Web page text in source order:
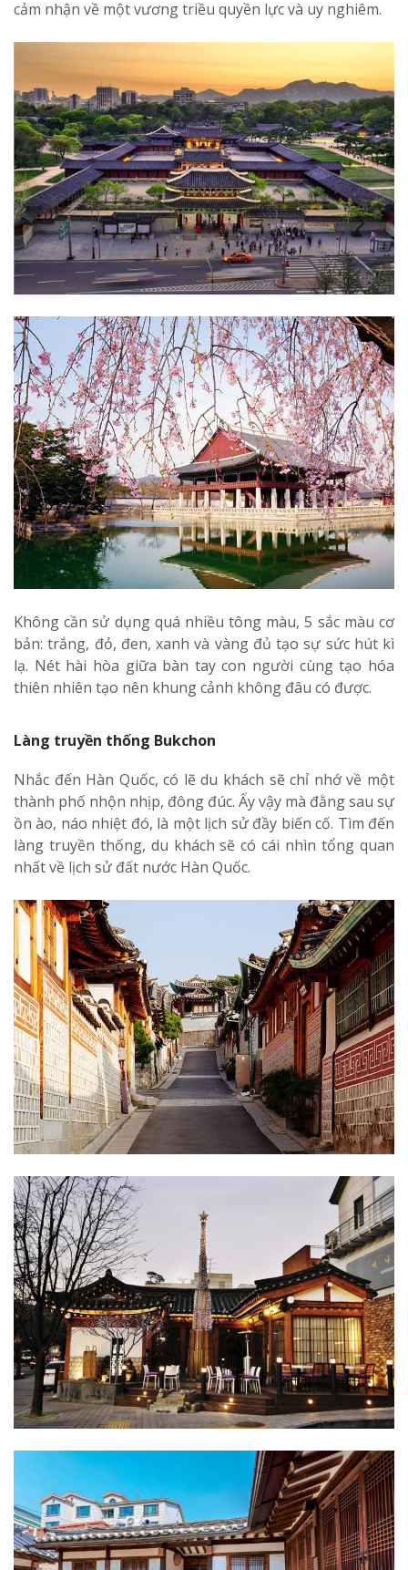
cảm nhận về một vương triều quyền lực và uy nghiêm.
Không cần sử dụng quá nhiều tông màu, 5 sắc màu cơ
bản: trắng, đỏ, đen, xanh và vàng đủ tạo sự sức hút kì
lạ. Nét hài hòa giữa bàn tay con người cùng tạo hóa
thiên nhiên tạo nên khung cảnh không đâu có được.
Làng truyền thống Bukchon
Nhắc đến Hàn Quốc, có lẽ du khách sẽ chỉ nhớ về một
thành phố nhộn nhịp, đông đúc. Ấy vậy mà đằng sau sự
ồn ào, náo nhiệt đó, là một lịch sử đầy biến cố. Tìm đến
làng truyền thống, du khách sẽ có cái nhìn tổng quan
nhất về lịch sử đất nước Hàn Quốc.